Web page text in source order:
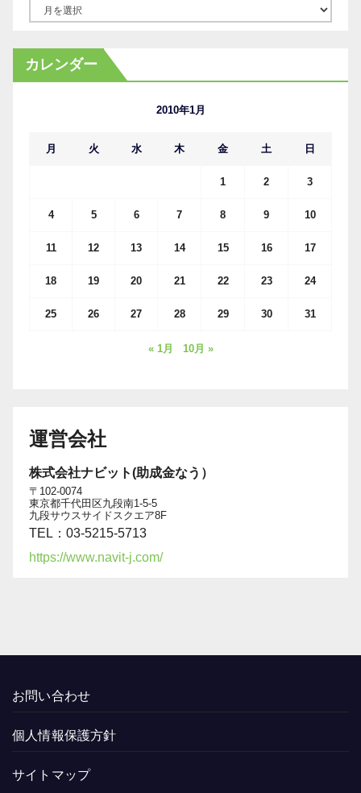
カ
イ
カレンダー
2010年1月
月 火 水 木 金 土 日
1 2 3
4 5 6 7 8 9 10
11 12 13 14 15 16 17
18 19 20 21 22 23 24
25 26 27 28 29 30 31
« 1月 10月 »
運営会社
株式会社ナビット(助成金なう）
〒102-0074
東京都千代田区九段南1-5-5
九段サウスサイドスクエア8F
TEL：03-5215-5713
https://www.navit-j.com/
お問い合わせ
個人情報保護方針
サイトマップ